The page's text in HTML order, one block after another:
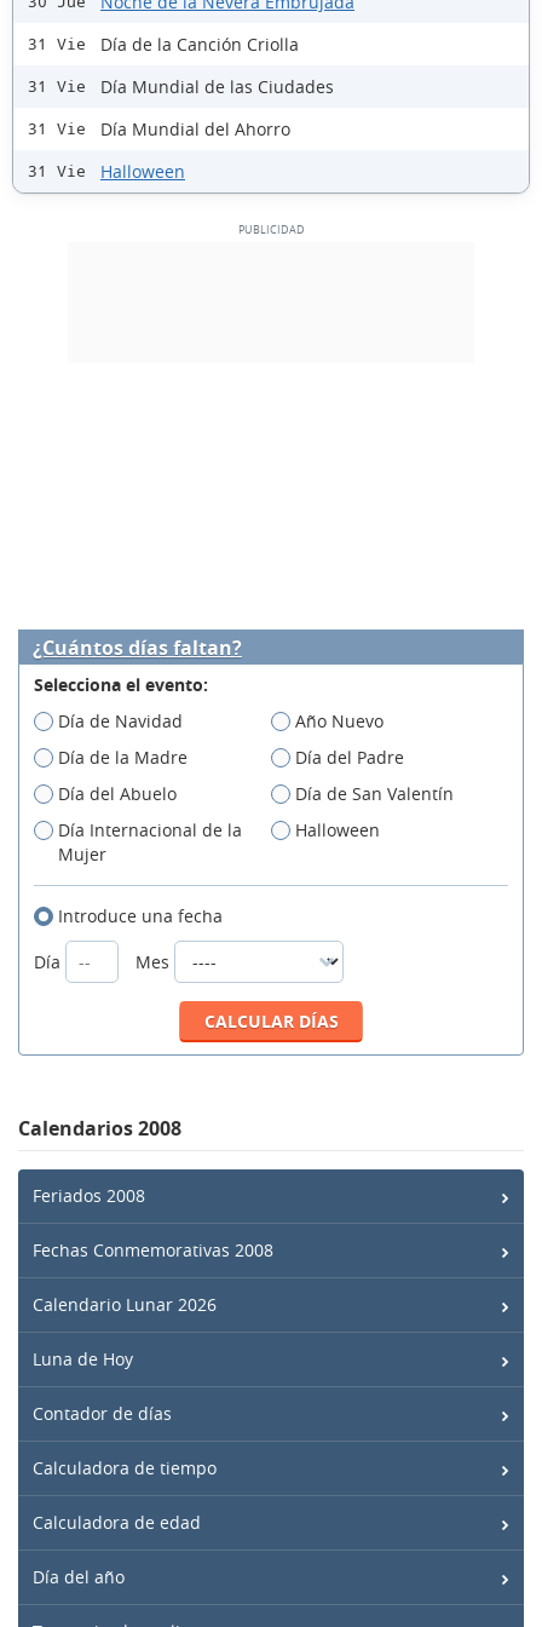
31 Vie Día de la Canción Criolla
31 Vie Día Mundial de las Ciudades
31 Vie Día Mundial del Ahorro
31 Vie Halloween
¿Cuántos días faltan?
Selecciona el evento:
Día de Navidad
Año Nuevo
Día de la Madre
Día del Padre
Día del Abuelo
Día de San Valentín
Día Internacional de la
Mujer
Halloween
Introduce una fecha
Día
Mes
Calendarios 2008
Feriados 2008
Fechas Conmemorativas 2008
Calendario Lunar 2026
Luna de Hoy
Contador de días
Calculadora de tiempo
Calculadora de edad
Día del año